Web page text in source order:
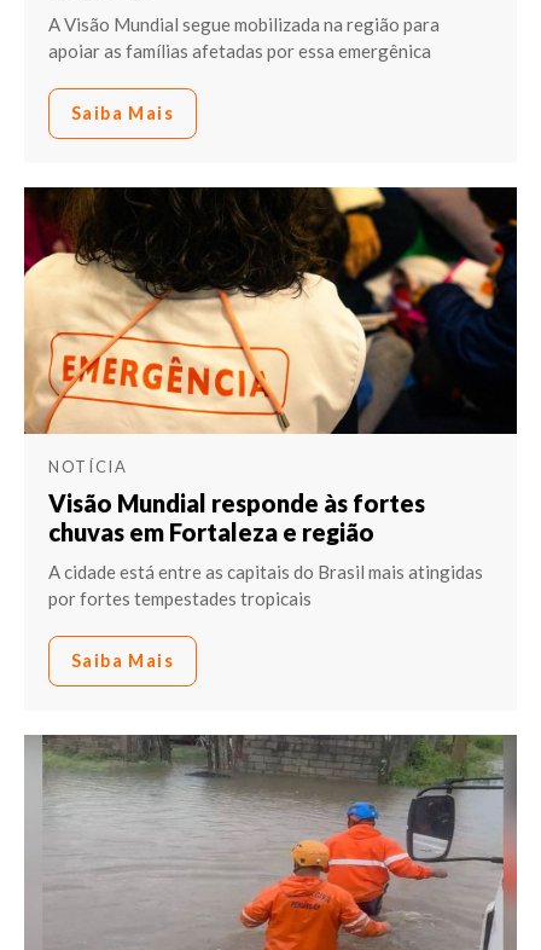
A Visão Mundial segue mobilizada na região para
apoiar as famílias afetadas por essa emergênica
Saiba Mais
NOTÍCIA
Visão Mundial responde às fortes
chuvas em Fortaleza e região
A cidade está entre as capitais do Brasil mais atingidas
por fortes tempestades tropicais
Saiba Mais